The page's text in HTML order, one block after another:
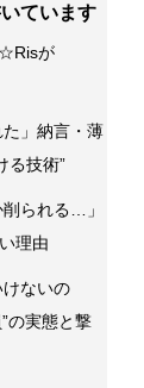
ています
が
た」納言・薄
る技術”
られる…」
理由
けないの
の実態と撃